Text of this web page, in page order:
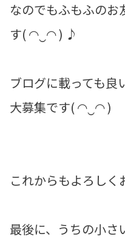
なのでもふもふのお
す( ◠‿◠ ) ♪
ブログに載っても良
大募集です( ◠‿◠ )
これからもよろし
最後に、うちの小さ